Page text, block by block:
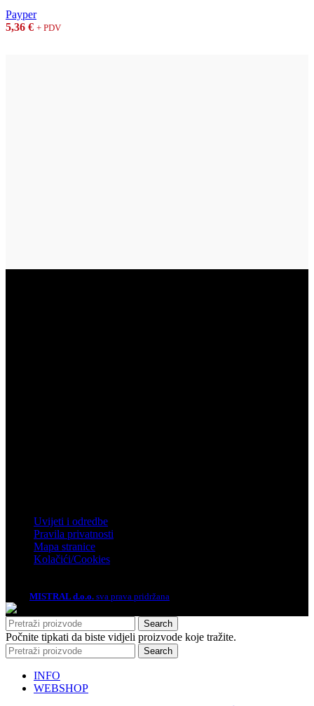
Payper
5,36 € + PDV
Uvijeti i odredbe
Pravila privatnosti
Mapa stranice
Kolačići/Cookies
MISTRAL d.o.o. sva prava pridržana
Search
Počnite tipkati da biste vidjeli proizvode koje tražite.
Search
INFO
WEBSHOP